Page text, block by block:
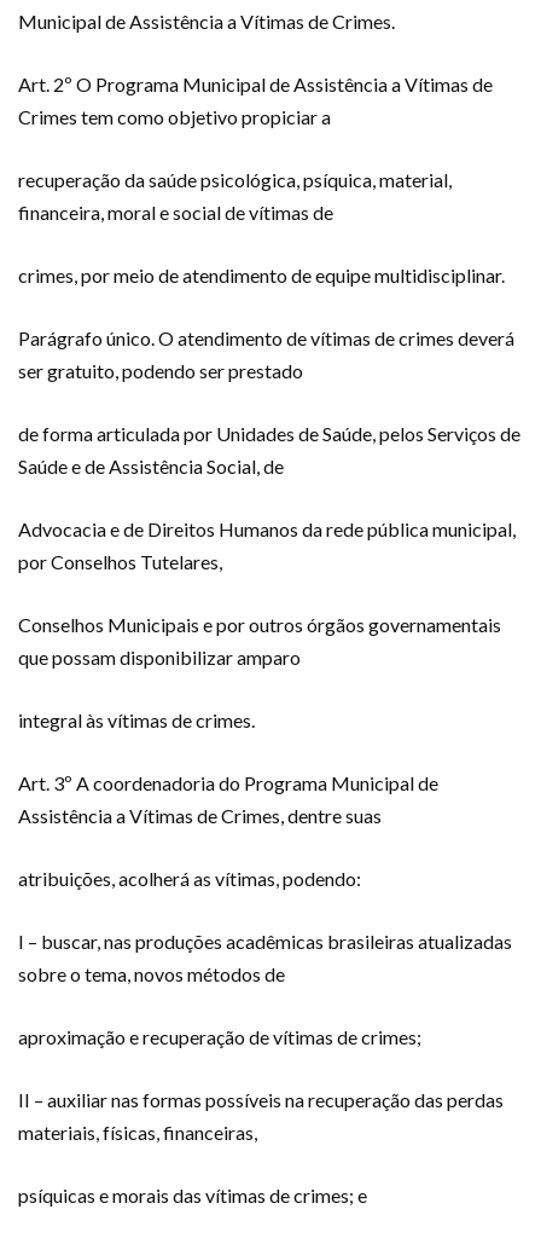
Municipal de Assistência a Vítimas de Crimes.
Art. 2º O Programa Municipal de Assistência a Vítimas de
Crimes tem como objetivo propiciar a
recuperação da saúde psicológica, psíquica, material,
financeira, moral e social de vítimas de
crimes, por meio de atendimento de equipe multidisciplinar.
Parágrafo único. O atendimento de vítimas de crimes deverá
ser gratuito, podendo ser prestado
de forma articulada por Unidades de Saúde, pelos Serviços de
Saúde e de Assistência Social, de
Advocacia e de Direitos Humanos da rede pública municipal,
por Conselhos Tutelares,
Conselhos Municipais e por outros órgãos governamentais
que possam disponibilizar amparo
integral às vítimas de crimes.
Art. 3º A coordenadoria do Programa Municipal de
Assistência a Vítimas de Crimes, dentre suas
atribuições, acolherá as vítimas, podendo:
I – buscar, nas produções acadêmicas brasileiras atualizadas
sobre o tema, novos métodos de
aproximação e recuperação de vítimas de crimes;
II – auxiliar nas formas possíveis na recuperação das perdas
materiais, físicas, financeiras,
psíquicas e morais das vítimas de crimes; e